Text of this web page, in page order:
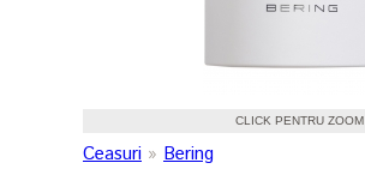
CLICK PENTRU ZOOM
Ceasuri » Bering